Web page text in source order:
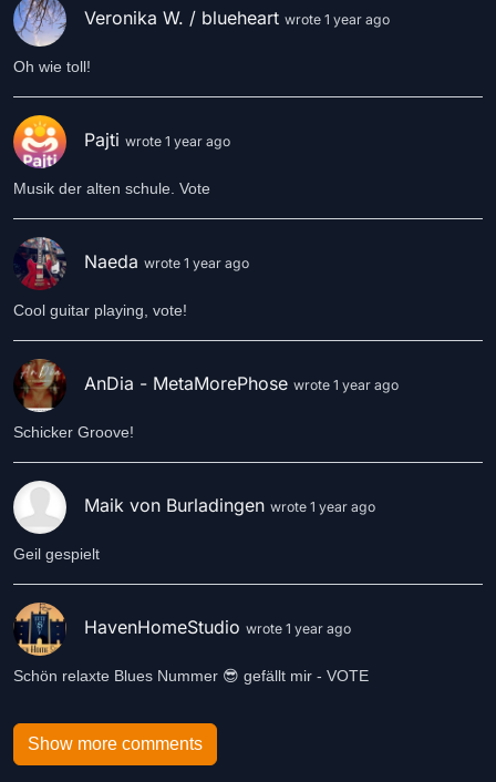
Veronika W. / blueheart wrote 1 year ago
Oh wie toll!
Pajti wrote 1 year ago
Musik der alten schule. Vote
Naeda wrote 1 year ago
Cool guitar playing, vote!
AnDia - MetaMorePhose wrote 1 year ago
Schicker Groove!
Maik von Burladingen wrote 1 year ago
Geil gespielt
HavenHomeStudio wrote 1 year ago
Schön relaxte Blues Nummer 😎 gefällt mir - VOTE
Show more comments